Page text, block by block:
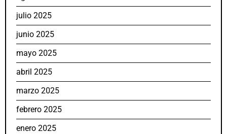
julio 2025
junio 2025
mayo 2025
abril 2025
marzo 2025
febrero 2025
enero 2025